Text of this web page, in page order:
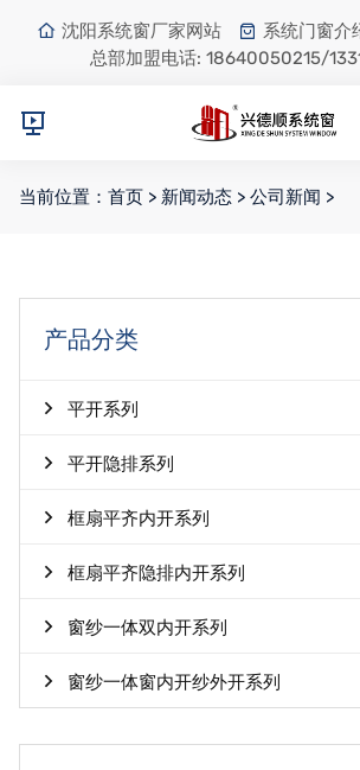
沈阳系统窗厂家网站 系统门窗介
总部加盟电话: 18640050215/
当前位置： 首页 > 新闻动态 > 公司新闻 >
产品分类
平开系列
平开隐排系列
框扇平齐内开系列
框扇平齐隐排内开系列
窗纱一体双内开系列
窗纱一体窗内开纱外开系列